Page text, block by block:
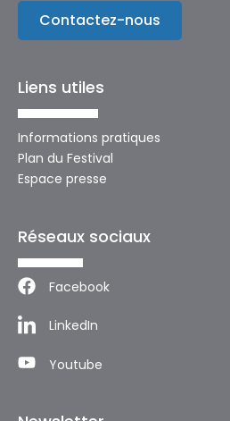
Contactez-nous
Liens utiles
Informations pratiques
Plan du Festival
Espace presse
Réseaux sociaux
Facebook
LinkedIn
Youtube